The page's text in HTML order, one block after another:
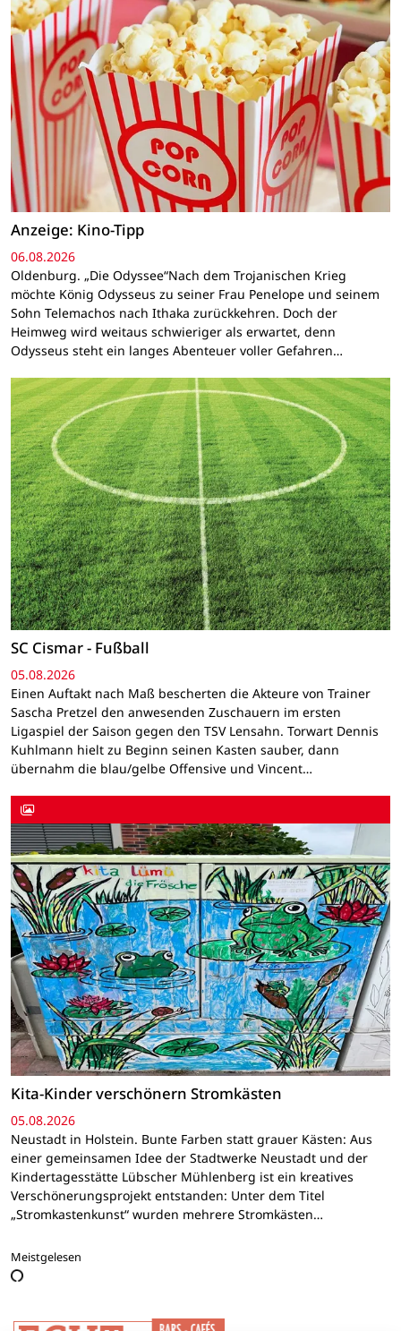
Anzeige: Kino-Tipp
06.08.2026
Oldenburg. „Die Odyssee“Nach dem Trojanischen Krieg
möchte König Odysseus zu seiner Frau Penelope und seinem
Sohn Telemachos nach Ithaka zurückkehren. Doch der
Heimweg wird weitaus schwieriger als erwartet, denn
Odysseus steht ein langes Abenteuer voller Gefahren…
SC Cismar - Fußball
05.08.2026
Einen Auftakt nach Maß bescherten die Akteure von Trainer
Sascha Pretzel den anwesenden Zuschauern im ersten
Ligaspiel der Saison gegen den TSV Lensahn. Torwart Dennis
Kuhlmann hielt zu Beginn seinen Kasten sauber, dann
übernahm die blau/gelbe Offensive und Vincent…
Kita-Kinder verschönern Stromkästen
05.08.2026
Neustadt in Holstein. Bunte Farben statt grauer Kästen: Aus
einer gemeinsamen Idee der Stadtwerke Neustadt und der
Kindertagesstätte Lübscher Mühlenberg ist ein kreatives
Verschönerungsprojekt entstanden: Unter dem Titel
„Stromkastenkunst“ wurden mehrere Stromkästen…
Meistgelesen